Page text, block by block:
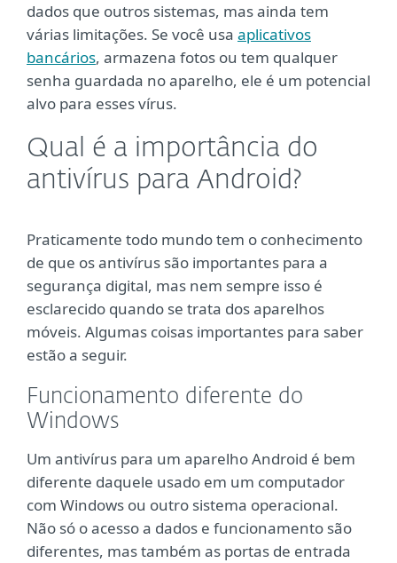
dados que outros sistemas, mas ainda tem
várias limitações. Se você usa aplicativos
bancários, armazena fotos ou tem qualquer
senha guardada no aparelho, ele é um potencial
alvo para esses vírus.
Qual é a importância do
antivírus para Android?
Praticamente todo mundo tem o conhecimento
de que os antivírus são importantes para a
segurança digital, mas nem sempre isso é
esclarecido quando se trata dos aparelhos
móveis. Algumas coisas importantes para saber
estão a seguir.
Funcionamento diferente do
Windows
Um antivírus para um aparelho Android é bem
diferente daquele usado em um computador
com Windows ou outro sistema operacional.
Não só o acesso a dados e funcionamento são
diferentes, mas também as portas de entrada